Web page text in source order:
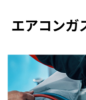
エアコンガ